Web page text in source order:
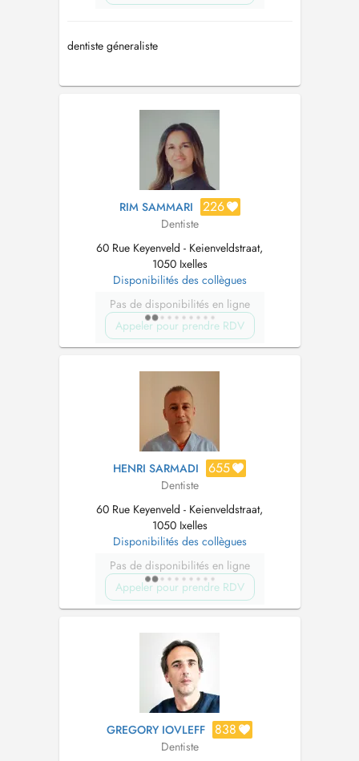
dentiste géneraliste
RIM SAMMARI 226
Dentiste
60 Rue Keyenveld - Keienveldstraat,
1050 Ixelles
Disponibilités des collègues
Pas de disponibilités en ligne
Appeler pour prendre RDV
HENRI SARMADI 655
Dentiste
60 Rue Keyenveld - Keienveldstraat,
1050 Ixelles
Disponibilités des collègues
Pas de disponibilités en ligne
Appeler pour prendre RDV
GREGORY IOVLEFF 838
Dentiste